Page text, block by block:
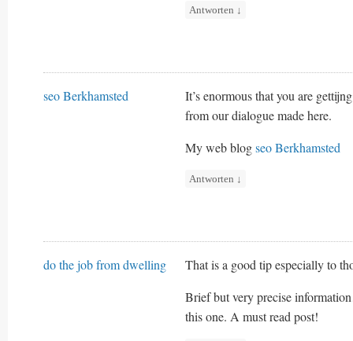
Antworten ↓
seo Berkhamsted
It’s enormous that you are
from our dialogue made here.
My web blogseo Berkhamsted
Antworten ↓
do the job from dwelling
That is a good tip especially to
Brief but very precise
this one. A must read post!